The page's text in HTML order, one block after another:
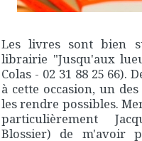
Les livres sont bien
librairie "Jusqu'aux
Colas - 02 31 88 25 66).
à cette occasion, un
les rendre possibles.
particulièrement
Blossier) de m'avoir